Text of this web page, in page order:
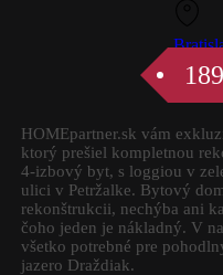
HOMEpartner.sk vám
ktorý prešiel kompletnou
4-izbový byt, s loggiou v
ulici v Petržalke. Bytový
rekonštrukcii, nechýba ani
čoho jeden je nákladný. V
všetko potrebné pre
jazero Draždiak.